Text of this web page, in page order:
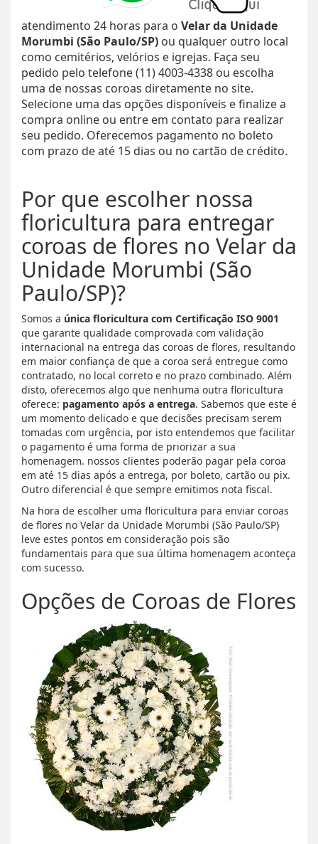
atendimento 24 horas para o Velar da Unidade
Morumbi (São Paulo/SP) ou qualquer outro local
como cemitérios, velórios e igrejas. Faça seu
pedido pelo telefone (11) 4003-4338 ou escolha
uma de nossas coroas diretamente no site.
Selecione uma das opções disponíveis e finalize a
compra online ou entre em contato para realizar
seu pedido. Oferecemos pagamento no boleto
com prazo de até 15 dias ou no cartão de crédito.
Por que escolher nossa
floricultura para entregar
coroas de flores no Velar da
Unidade Morumbi (São
Paulo/SP)?
Somos a única floricultura com Certificação ISO 9001
que garante qualidade comprovada com validação
internacional na entrega das coroas de flores, resultando
em maior confiança de que a coroa será entregue como
contratado, no local correto e no prazo combinado. Além
disto, oferecemos algo que nenhuma outra floricultura
oferece: pagamento após a entrega. Sabemos que este é
um momento delicado e que decisões precisam serem
tomadas com urgência, por isto entendemos que facilitar
o pagamento é uma forma de priorizar a sua
homenagem. nossos clientes poderão pagar pela coroa
em até 15 dias após a entrega, por boleto, cartão ou pix.
Outro diferencial é que sempre emitimos nota fiscal.
Na hora de escolher uma floricultura para enviar coroas
de flores no Velar da Unidade Morumbi (São Paulo/SP)
leve estes pontos em consideração pois são
fundamentais para que sua última homenagem aconteça
com sucesso.
Opções de Coroas de Flores